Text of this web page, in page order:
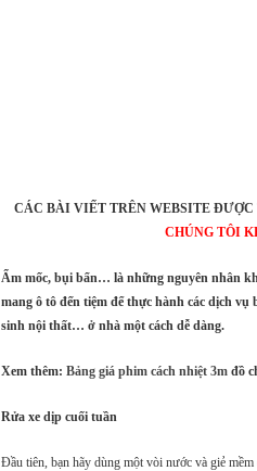
CÁC BÀI VIẾT TRÊN WEBSITE ĐƯỢC
CHÚNG TÔI
Ẩm mốc, bụi bẩn… là những nguyên nhân
mang ô tô đến tiệm để thực hành các dịch
sinh nội thất… ở nhà một cách dễ dàng.
Xem thêm: Bảng giá phim cách nhiệt 3mđồ
Rửa xe dịp cuối tuần
Đầu tiên, bạn hãy dùng một vòi nước và giẻ